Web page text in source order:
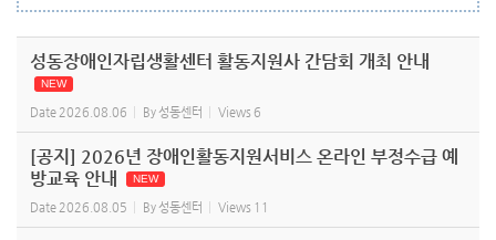
성동장애인자립생활센터 활동지원사 간담회 개최 안내
NEW
Date 2026.08.06 By성동센터 Views 6
[공지] 2026년 장애인활동지원서비스 온라인 부정수급 예
방교육 안내
NEW
Date 2026.08.05 By성동센터 Views 11